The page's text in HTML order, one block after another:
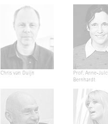
Chris van Duijn
Prof. Anne-
Bernhardt